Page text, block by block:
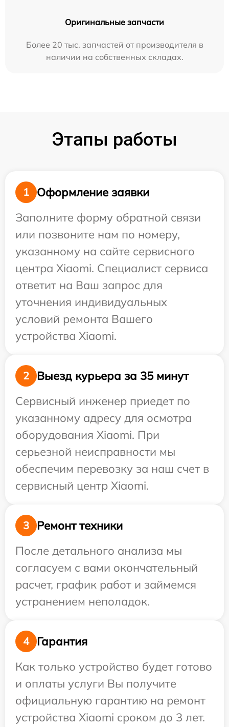
Оригинальные запчасти
Более 20 тыс. запчастей от производителя в
наличии на собственных складах.
Этапы работы
1
Оформление заявки
Заполните форму обратной связи
или позвоните нам по номеру,
указанному на сайте сервисного
центра Xiaomi. Специалист сервиса
ответит на Ваш запрос для
уточнения индивидуальных
условий ремонта Вашего
устройства Xiaomi.
2
Выезд курьера за 35 минут
Сервисный инженер приедет по
указанному адресу для осмотра
оборудования Xiaomi. При
серьезной неисправности мы
обеспечим перевозку за наш счет в
сервисный центр Xiaomi.
3
Ремонт техники
После детального анализа мы
согласуем с вами окончательный
расчет, график работ и займемся
устранением неполадок.
4
Гарантия
Как только устройство будет готово
и оплаты услуги Вы получите
официальную гарантию на ремонт
устройства Xiaomi сроком до 3 лет.